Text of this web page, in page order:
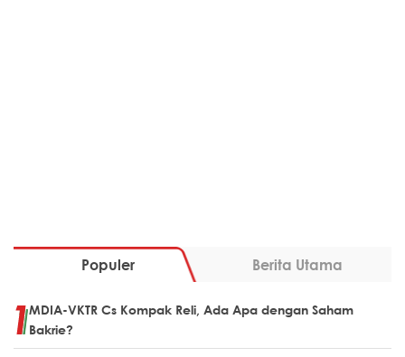
Populer Berita Utama
MDIA-VKTR Cs Kompak Reli, Ada Apa dengan Saham
Bakrie?